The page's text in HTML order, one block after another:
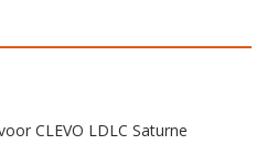
CLEVO LDLC Saturne